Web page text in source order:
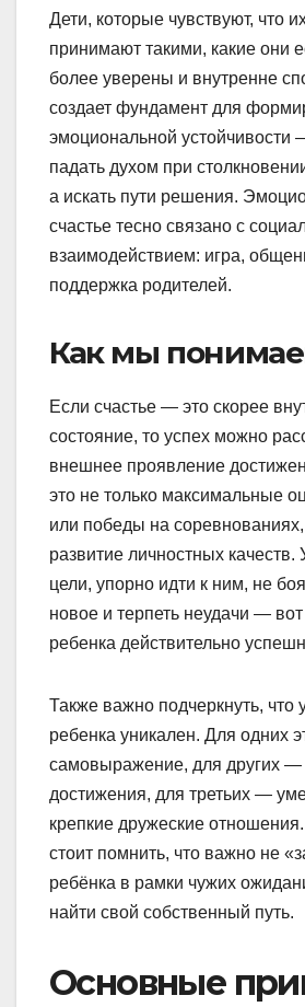
Дети, которые чувствуют, что
принимают такими, какие они
более уверены и внутренне
создает фундамент для
эмоциональной устойчивости
падать духом при
а искать пути решения.
счастье тесно связано с
взаимодействием: игра,
поддержка родителей.
Как мы
Если счастье — это скорее
состояние, то успех можно
внешнее проявление
это не только максимальные
или победы на
развитие личностных качеств.
цели, упорно идти к ним, не
новое и терпеть неудачи — вот
ребенка действительно
Также важно подчеркнуть, что
ребенка уникален. Для одних
самовыражение, для других —
достижения, для третьих —
крепкие дружеские
стоит помнить, что важно не
ребёнка в рамки чужих
найти свой собственный путь.
Основные